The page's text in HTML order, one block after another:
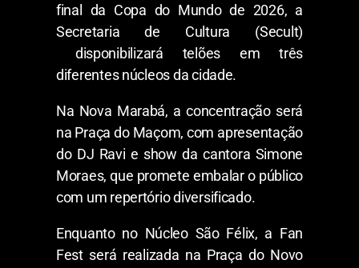
final da Copa do Mundo de 2026, a
Secretaria de Cultura (Secult)
disponibilizará telões em três
diferentes núcleos da cidade.
Na Nova Marabá, a concentração será
na Praça do Maçom, com apresentação
do DJ Ravi e show da cantora Simone
Moraes, que promete embalar o público
com um repertório diversificado.
Enquanto no Núcleo São Félix, a Fan
Fest será realizada na Praça do Novo